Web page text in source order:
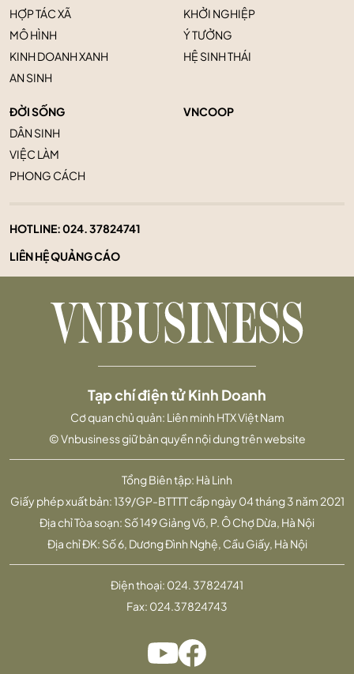
HỢP TÁC XÃ
MÔ HÌNH
KINH DOANH XANH
AN SINH
KHỞI NGHIỆP
Ý TƯỞNG
HỆ SINH THÁI
ĐỜI SỐNG
DÂN SINH
VIỆC LÀM
PHONG CÁCH
VNCOOP
HOTLINE:024. 37824741
LIÊN HỆ QUẢNG CÁO
Tổng Biên tập: Hà Linh
Giấy phép xuất bản: 139/GP-BTTTT cấp ngày 04 tháng 3 năm 2021
Địa chỉ Tòa soạn: Số 149 Giảng Võ, P. Ô Chợ Dừa, Hà Nội
Địa chỉ ĐK: Số 6, Dương Đình Nghệ, Cầu Giấy, Hà Nội
Tạp chí điện tử Kinh Doanh
Cơ quan chủ quản: Liên minh HTX Việt Nam
© Vnbusiness giữ bản quyền nội dung trên website
Điện thoại: 024. 37824741
Fax: 024.37824743